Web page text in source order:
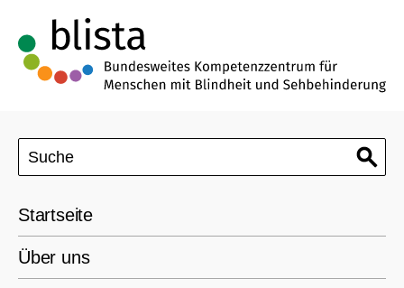
Startseite
Über uns